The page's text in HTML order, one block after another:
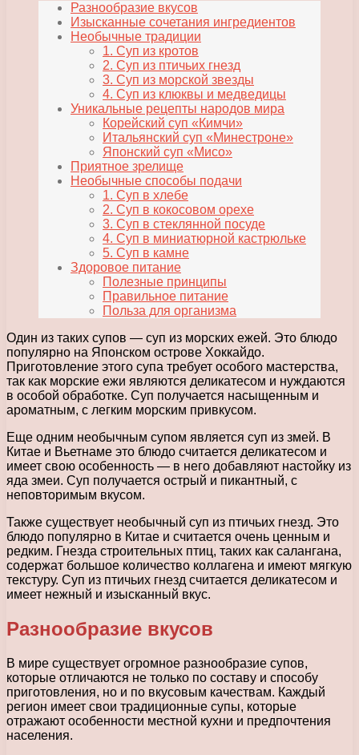
Разнообразие вкусов
Изысканные сочетания ингредиентов
Необычные традиции
1. Суп из кротов
2. Суп из птичьих гнезд
3. Суп из морской звезды
4. Суп из клюквы и медведицы
Уникальные рецепты народов мира
Корейский суп «Кимчи»
Итальянский суп «Минестроне»
Японский суп «Мисо»
Приятное зрелище
Необычные способы подачи
1. Суп в хлебе
2. Суп в кокосовом орехе
3. Суп в стеклянной посуде
4. Суп в миниатюрной кастрюльке
5. Суп в камне
Здоровое питание
Полезные принципы
Правильное питание
Польза для организма
Один из таких супов — суп из морских ежей. Это блюдо
популярно на Японском острове Хоккайдо.
Приготовление этого супа требует особого мастерства,
так как морские ежи являются деликатесом и нуждаются
в особой обработке. Суп получается насыщенным и
ароматным, с легким морским привкусом.
Еще одним необычным супом является суп из змей. В
Китае и Вьетнаме это блюдо считается деликатесом и
имеет свою особенность — в него добавляют настойку из
яда змеи. Суп получается острый и пикантный, с
неповторимым вкусом.
Также существует необычный суп из птичьих гнезд. Это
блюдо популярно в Китае и считается очень ценным и
редким. Гнезда строительных птиц, таких как салангана,
содержат большое количество коллагена и имеют мягкую
текстуру. Суп из птичьих гнезд считается деликатесом и
имеет нежный и изысканный вкус.
Разнообразие вкусов
В мире существует огромное разнообразие супов,
которые отличаются не только по составу и способу
приготовления, но и по вкусовым качествам. Каждый
регион имеет свои традиционные супы, которые
отражают особенности местной кухни и предпочтения
населения.